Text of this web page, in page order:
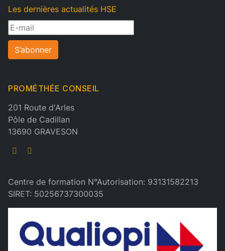
Les dernières actualités HSE
S’abonner
PROMÉTHÉE CONSEIL
201 Route d'Arles
Pôle de Cadillan
13690 GRAVESON
Centre de formation N°Autorisation: 93131582213
SIRET: 50256737300035